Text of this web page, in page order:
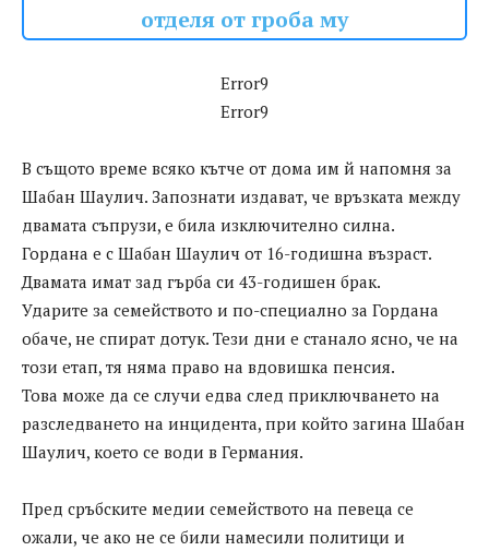
отделя от гроба му
Error9
Error9
В същото време всяко кътче от дома им й напомня за
Шабан Шаулич. Запознати издават, че връзката между
двамата съпрузи, е била изключително силна.
Гордана е с Шабан Шаулич от 16-годишна възраст.
Двамата имат зад гърба си 43-годишен брак.
Ударите за семейството и по-специално за Гордана
обаче, не спират дотук. Тези дни е станало ясно, че на
този етап, тя няма право на вдовишка пенсия.
Това може да се случи едва след приключването на
разследването на инцидента, при който загина Шабан
Шаулич, което се води в Германия.
Пред сръбските медии семейството на певеца се
ожали, че ако не се били намесили политици и